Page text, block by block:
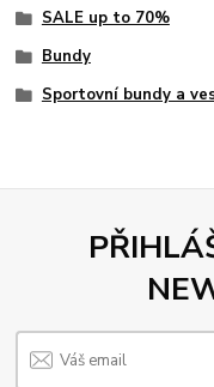
SALE up to 70%
Bundy
Sportovní bundy a